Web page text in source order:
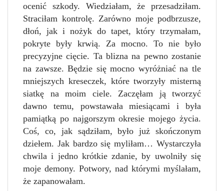
ocenić szkody. Wiedziałam, że przesadziłam.
Straciłam kontrolę. Zarówno moje podbrzusze,
dłoń, jak i nożyk do tapet, który trzymałam,
pokryte były krwią. Za mocno. To nie było
precyzyjne cięcie. Ta blizna na pewno zostanie
na zawsze. Będzie się mocno wyróżniać na tle
mniejszych kreseczek, które tworzyły misterną
siatkę na moim ciele. Zaczęłam ją tworzyć
dawno temu, powstawała miesiącami i była
pamiątką po najgorszym okresie mojego życia.
Coś, co, jak sądziłam, było już skończonym
dziełem. Jak bardzo się myliłam… Wystarczyła
chwila i jedno krótkie zdanie, by uwolniły się
moje demony. Potwory, nad którymi myślałam,
że zapanowałam.